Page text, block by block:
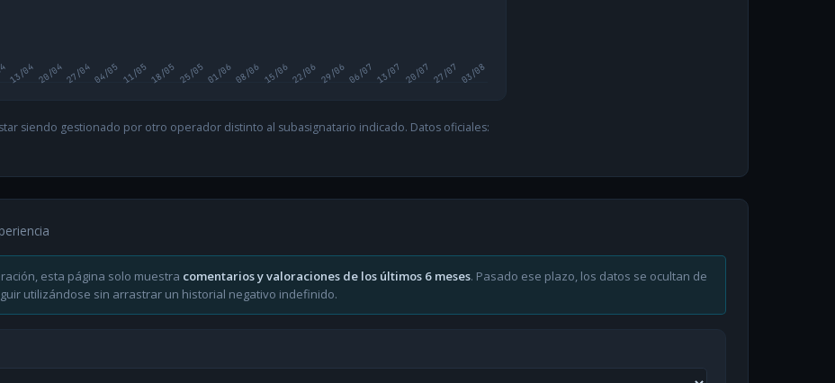
13/04 20/0427/0404/05 11/0518/05 25/0501/0608/06 15/0622/06 29/0606/07 13/07 20/07 27/07 03/08
siendo gestionado por otro operador distinto al subasignatario indicado. Datos oficiales:
esta página solo muestra comentarios y valoraciones de los últimos 6 meses. Pasado ese plazo, los datos se ocultan de
utilizándose sin arrastrar un historial negativo indefinido.